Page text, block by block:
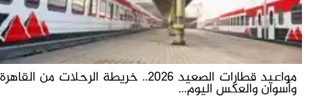
مواعيد قطارات الصعيد 2026.. خريطة الرحلات من القاهرة
وأسوان والعكس اليوم...